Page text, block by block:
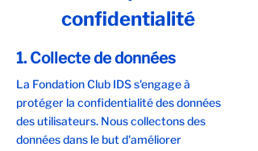
confidentialité
1. Collecte de données
La Fondation Club IDS s'engage à
protéger la confidentialité des données
des utilisateurs. Nous collectons des
données dans le but d'améliorer